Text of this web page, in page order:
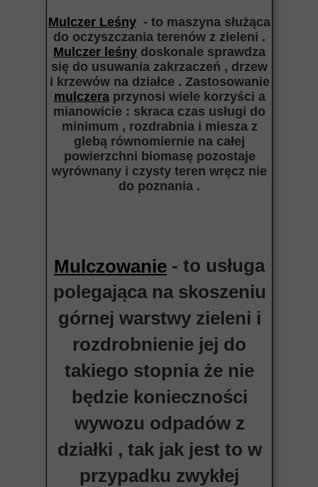
Mulczer Leśny - to maszyna służąca
do oczyszczania terenów z zieleni .
Mulczer leśny doskonale sprawdza
się do usuwania zakrzaczeń , drzew
i krzewów na działce . Zastosowanie
mulczeraprzynosi wiele korzyści a
mianowicie : skraca czas usługi do
minimum , rozdrabnia i miesza z
glebą równomiernie na całej
powierzchni biomasę pozostaje
wyrównany i czysty teren wręcz nie
do poznania .
Mulczowanie - to usługa
polegająca na skoszeniu
górnej warstwy zieleni i
rozdrobnienie jej do
takiego stopnia że nie
będzie konieczności
wywozu odpadów z
działki , tak jak jest to w
przypadku zwykłej